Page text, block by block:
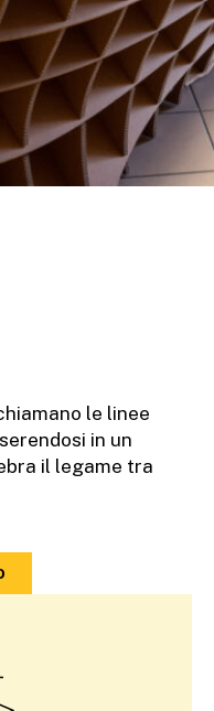
le linee
in un
il legame tra